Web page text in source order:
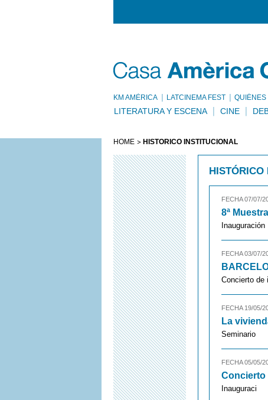
KM AMÈRICA LATCINEMA FEST QUIÉNES
LITERATURA Y ESCENA CINE
HOME HISTÓRICO INSTITUCIONAL
HISTÓRICO
FECHA 07/07/
8ª
Inauguración
FECHA 03/07/
Concierto de
FECHA 19/05/
La
Seminario
FECHA 05/05/
Concierto
Inauguraci